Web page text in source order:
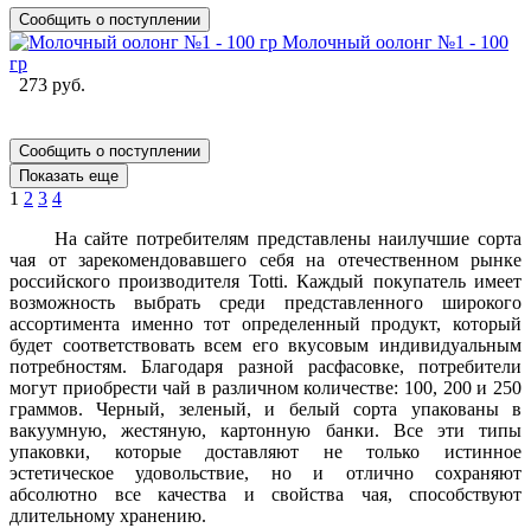
Сообщить о поступлении
Молочный оолонг №1 - 100
гр
273 руб.
Сообщить о поступлении
Показать еще
1 2 3 4
На сайте потребителям представлены наилучшие сорта
чая от зарекомендовавшего себя на отечественном рынке
российского производителя Totti. Каждый покупатель имеет
возможность выбрать среди представленного широкого
ассортимента именно тот определенный продукт, который
будет соответствовать всем его вкусовым индивидуальным
потребностям. Благодаря разной расфасовке, потребители
могут приобрести чай в различном количестве: 100, 200 и 250
граммов. Черный, зеленый, и белый сорта упакованы в
вакуумную, жестяную, картонную банки. Все эти типы
упаковки, которые доставляют не только истинное
эстетическое удовольствие, но и отлично сохраняют
абсолютно все качества и свойства чая, способствуют
длительному хранению.